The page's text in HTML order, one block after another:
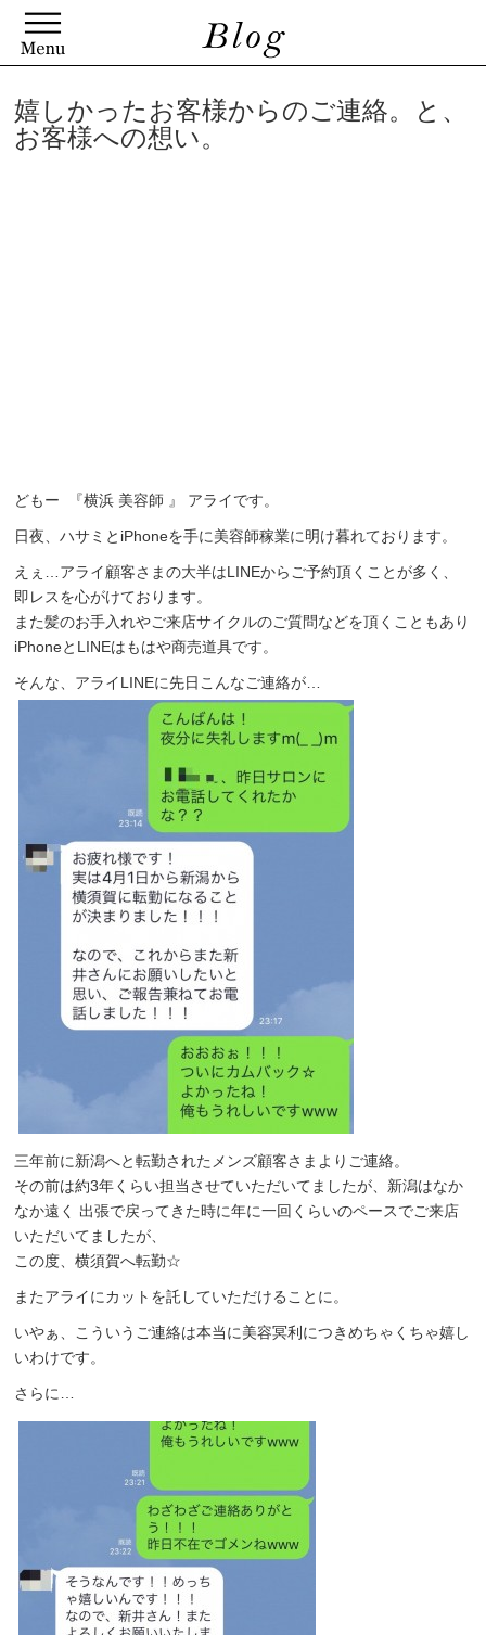
嬉しかったお客様からのご連絡。と、
お客様への想い。
どもー 『横浜 美容師 』 アライです。
日夜、ハサミとiPhoneを手に美容師稼業に明け暮れております。
えぇ…アライ顧客さまの大半はLINEからご予約頂くことが多く、
即レスを心がけております。
また髪のお手入れやご来店サイクルのご質問などを頂くこともあり
iPhoneとLINEはもはや商売道具です。
そんな、アライLINEに先日こんなご連絡が…
三年前に新潟へと転勤されたメンズ顧客さまよりご連絡。
その前は約3年くらい担当させていただいてましたが、新潟はなか
なか遠く 出張で戻ってきた時に年に一回くらいのペースでご来店
いただいてましたが、
この度、横須賀へ転勤☆
またアライにカットを託していただけることに。
いやぁ、こういうご連絡は本当に美容冥利につきめちゃくちゃ嬉し
いわけです。
さらに…